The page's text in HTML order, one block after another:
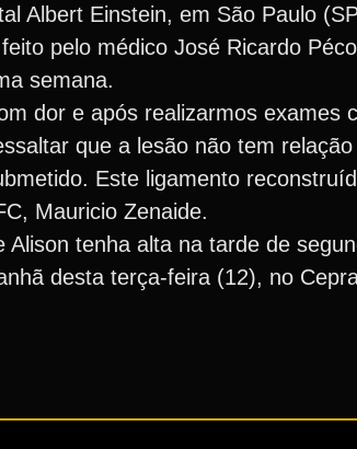
Albert Einstein, em São Paulo
pelo médico José Ricardo
semana.
dor e após realizarmos
que a lesão não tem
Este ligamento
Mauricio Zenaide.
Alison tenha alta na tarde de
desta terça-feira (12), no